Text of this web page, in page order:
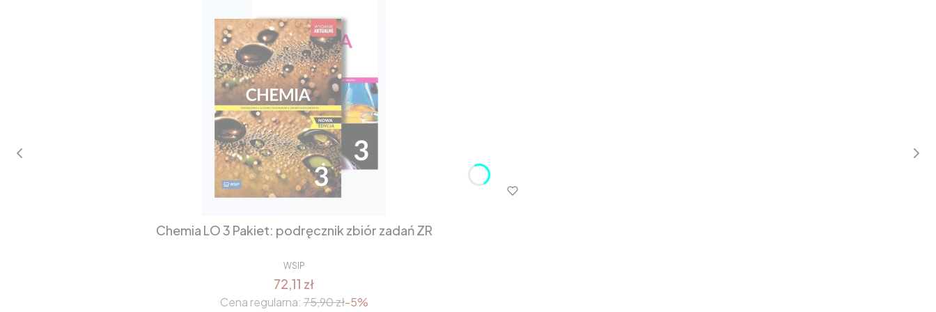
Chemia LO 3 Pakiet: podręcznik zbiór zadań ZR
WSIP
72,11 zł
Cena regularna: 75,90 zł-5%